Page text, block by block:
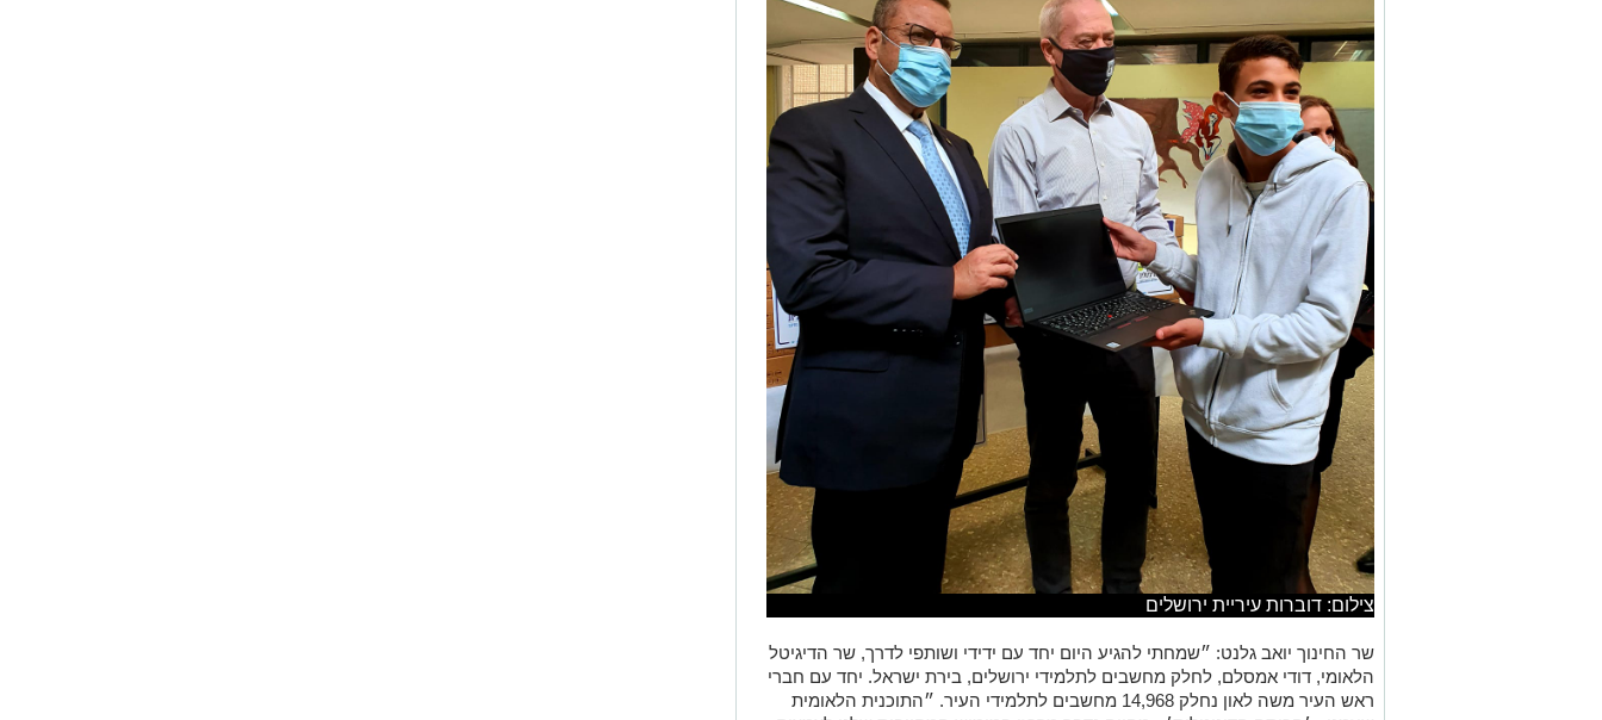
צילום: דוברות עיריית ירושלים
שר החינוך יואב גלנט: ״שמחתי להגיע היום יחד עם ידידי ושותפי לדרך, שר הדיגיטל
הלאומי, דודי אמסלם, לחלק מחשבים לתלמידי ירושלים, בירת ישראל. יחד עם חברי
ראש העיר משה לאון נחלק 14,968 מחשבים לתלמידי העיר. ״התוכנית הלאומית